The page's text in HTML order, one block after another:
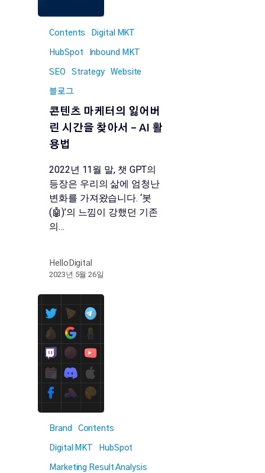
Contents Digital MKT
HubSpot Inbound MKT
SEO Strategy Website
블로그
콘텐츠 마케터의 잃어버
린 시간을 찾아서 – AI 활
용법
2022년 11월 말, 챗 GPT의
등장은 우리의 삶에 엄청난
변화를 가져왔습니다. ‘봇
(🤖)’의 느낌이 강했던 기존
의…
HelloDigital
2023년 5월 26일
Brand Contents
Digital MKT HubSpot
Marketing Result Analysis